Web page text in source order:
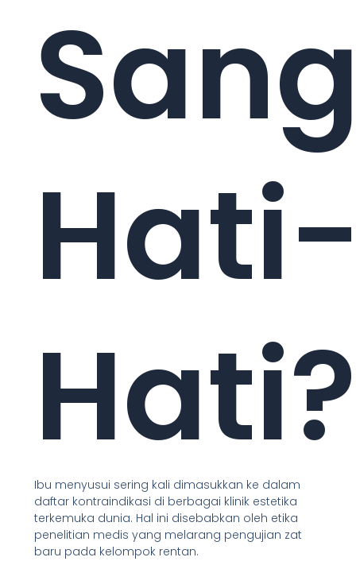
Hati?
Ibu menyusui sering kali dimasukkan ke dalam
daftar kontraindikasi di berbagai klinik estetika
terkemuka dunia. Hal ini disebabkan oleh etika
penelitian medis yang melarang pengujian zat
baru pada kelompok rentan.